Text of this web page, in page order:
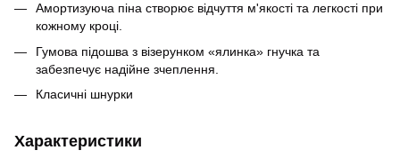
Амортизуюча піна створює відчуття м'якості та легкості при
кожному кроці.
Гумова підошва з візерунком «ялинка» гнучка та
забезпечує надійне зчеплення.
Класичні шнурки
Характеристики